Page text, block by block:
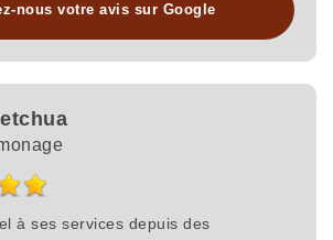
nous votre avis sur Google
à ses services depuis des